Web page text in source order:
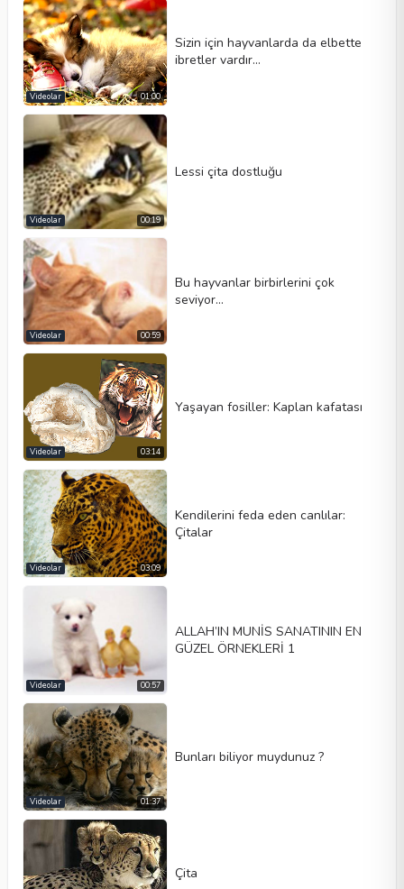
01:00
Videolar
Sizin için hayvanlarda da elbette
ibretler vardır...
00:19
Videolar
Lessi çita dostluğu
00:59
Videolar
Bu hayvanlar birbirlerini çok
seviyor…
03:14
Videolar
Yaşayan fosiller: Kaplan kafatası
03:09
Videolar
Kendilerini feda eden canlılar:
Çitalar
00:57
Videolar
ALLAH’IN MUNİS SANATININ EN
GÜZEL ÖRNEKLERİ 1
01:37
Videolar
Bunları biliyor muydunuz ?
Çita